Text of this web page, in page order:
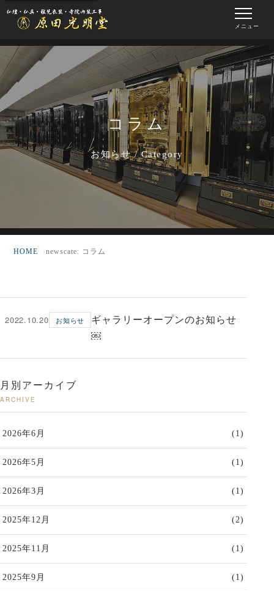
メニュー
コラム
お知らせ / Category
HOME newscate: コラム
2022.10.20 お知らせ
ギャラリーオープンのお知らせ
￼
月別アーカイブ
ARCHIVE
2026年6月 (1)
2026年5月 (1)
2026年3月 (1)
2025年12月 (2)
2025年11月 (1)
2025年9月 (1)